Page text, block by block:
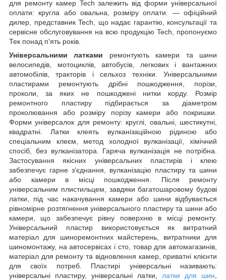
для ремонту камер Tech залежить від форми універсальної
оплати: кругла або овальна, розміру оплати. — офіційний
дилер, представник Tech, що надає гарантію, консультації та
сервісне обслуговування на всю продукцію Tech, пропонуємо
Тек понад п'ять років.
Універсальними латками ремонтують камери та шини
велосипедів, мотоциклів, автобусів, легкових і вантажних
автомобілів, тракторів і сельхоз техніки. Універсальними
пластирами ремонтують дрібні пошкодження, порізи,
проколи, за яких не пошкоджені нитки корду. Розмір
ремонтного пластиру підбирається за діаметром
проколювання або розміру порізу камери або покришки.
Форми універсалок для ремонту: круглі, овальні, шестикутні,
квадратні. Латки клеять вулканізаційною рідиною або
спеціальним клеєм, метод холодної вулканізації, хімічний
спосіб, без вулканізатора. Гаряча вулканізація не потрібна.
Застосування якісних універсальних пластирів і клею
забезпечує гарне з'єднання, вулканізацію пластиру та шини
або камери в місці пошкодження. Після ремонту
універсальним плистильцем, завдяки багатошаровому будові
латки, під час накачування камери або шини відбувається
рівномірне розтягнення універсального пластиру та шини або
камери, що забезпечує рівну поверхню в місці ремонту.
Універсальний пластир використовується як витратний
матеріал для шиноремонтних майстерень, витратники для
шиномонтажу, на автосервісах і сто, товар для автомагазинів,
матеріал для ремонту та відновлення камер, приватні клієнти
для своїх потреб. Пластирі універсальні називають:
універсальні пластиру, універсальні латки, латки для шин